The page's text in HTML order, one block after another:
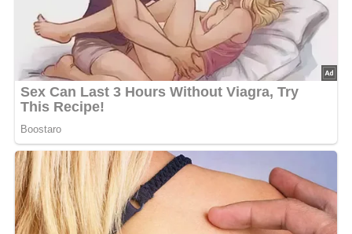
Anzahl der Portionen
Das Rezept ergibt etwa 1000 g, ausreichend für mehrere
Portionen als Brotaufstrich oder Beilage.
Zutaten für den Herrensalat
400 g Jagdwurst, gewürfelt